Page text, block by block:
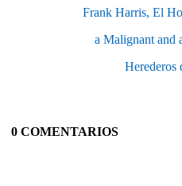
Frank Harris, El
a Malignant and
Herederos
0 COMENTARIOS